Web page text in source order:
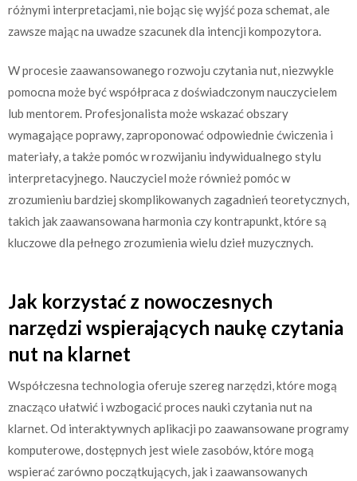
różnymi interpretacjami, nie bojąc się wyjść poza schemat, ale
zawsze mając na uwadze szacunek dla intencji kompozytora.
W procesie zaawansowanego rozwoju czytania nut, niezwykle
pomocna może być współpraca z doświadczonym nauczycielem
lub mentorem. Profesjonalista może wskazać obszary
wymagające poprawy, zaproponować odpowiednie ćwiczenia i
materiały, a także pomóc w rozwijaniu indywidualnego stylu
interpretacyjnego. Nauczyciel może również pomóc w
zrozumieniu bardziej skomplikowanych zagadnień teoretycznych,
takich jak zaawansowana harmonia czy kontrapunkt, które są
kluczowe dla pełnego zrozumienia wielu dzieł muzycznych.
Jak korzystać z nowoczesnych
narzędzi wspierających naukę czytania
nut na klarnet
Współczesna technologia oferuje szereg narzędzi, które mogą
znacząco ułatwić i wzbogacić proces nauki czytania nut na
klarnet. Od interaktywnych aplikacji po zaawansowane programy
komputerowe, dostępnych jest wiele zasobów, które mogą
wspierać zarówno początkujących, jak i zaawansowanych